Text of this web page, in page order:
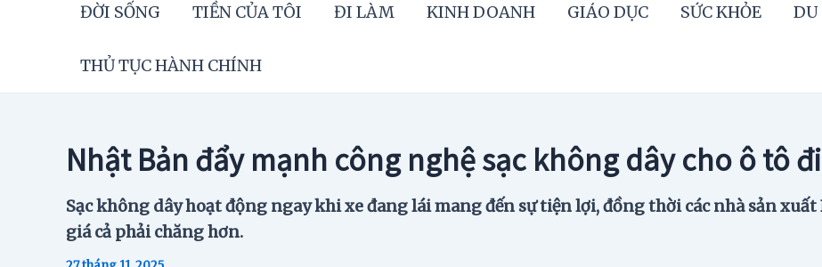
ĐỜI SỐNG TIỀN CỦA TÔI ĐI LÀM KINH DOANH GIÁO DỤC SỨC KHỎE DU
THỦ TỤC HÀNH CHÍNH
Nhật Bản đẩy mạnh công nghệ sạc không dây cho ô tô
Sạc không dây hoạt động ngay khi xe đang lái mang đến sự tiện lợi, đồng thời các nhà sản
giá cả phải chăng hơn.